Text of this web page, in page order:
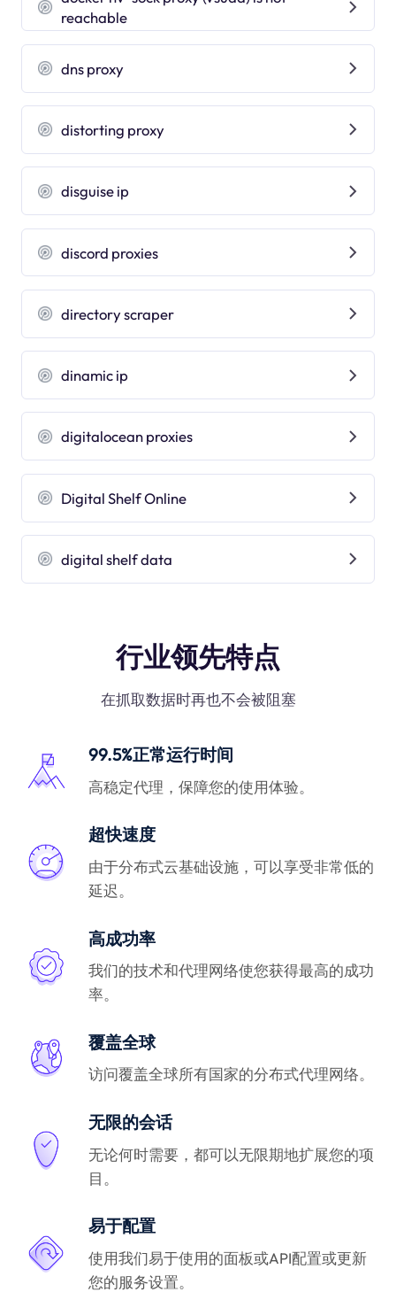
reachable
dns proxy
distorting proxy
disguise ip
discord proxies
directory scraper
dinamic ip
digitalocean proxies
Digital Shelf Online
digital shelf data
行业领先特点
在抓取数据时再也不会被阻塞
99.5%正常运行时间
高稳定代理，保障您的使用体验。
超快速度
由于分布式云基础设施，可以享受非常低的
延迟。
高成功率
我们的技术和代理网络使您获得最高的成功
率。
覆盖全球
访问覆盖全球所有国家的分布式代理网络。
无限的会话
无论何时需要，都可以无限期地扩展您的项
目。
易于配置
使用我们易于使用的面板或API配置或更新
您的服务设置。